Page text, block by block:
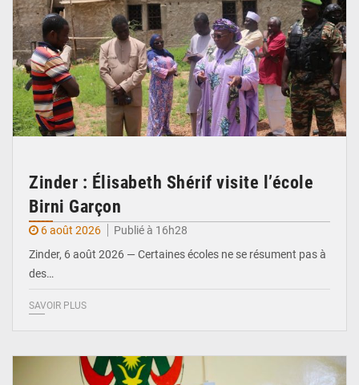
Zinder : Élisabeth Shérif visite l’école
Birni Garçon
6 août 2026
Publié à 16h28
Zinder, 6 août 2026 — Certaines écoles ne se résument pas à
des…
SAVOIR PLUS